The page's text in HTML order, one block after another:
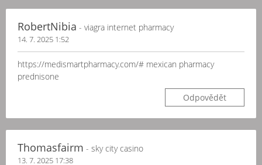
RobertNibia - viagra internet pharmacy
14. 7. 2025 1:52
https://medismartpharmacy.com/# mexican pharmacy
prednisone
Odpovědět
Thomasfairm - sky city casino
13. 7. 2025 17:38